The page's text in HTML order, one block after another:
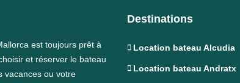
est toujours prêt à
et réserver le bateau
vacances ou votre
Destinations
Location bateau Alcudia
Location bateau Andratx